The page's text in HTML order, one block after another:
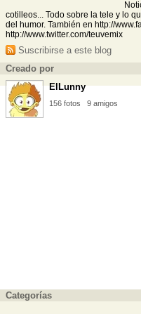
cotilleos... Todo sobre la tele y lo
del humor. También en http://
http://www.twitter.com/teuvemix
Suscribirse a este blog
Creado por
ElLunny
156 fotos 9 amigos
Categorías